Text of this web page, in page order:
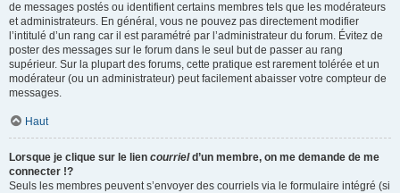
de messages postés ou identifient certains membres tels que les modérateurs
et administrateurs. En général, vous ne pouvez pas directement modifier
l’intitulé d’un rang car il est paramétré par l’administrateur du forum. Évitez de
poster des messages sur le forum dans le seul but de passer au rang
supérieur. Sur la plupart des forums, cette pratique est rarement tolérée et un
modérateur (ou un administrateur) peut facilement abaisser votre compteur de
messages.
Haut
Lorsque je clique sur le lien courrield’un membre, on me demande de me
connecter !?
Seuls les membres peuvent s’envoyer des courriels via le formulaire intégré (si